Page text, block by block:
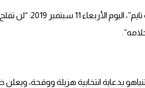
تفلح الدعاية الانتخابية للمجرم نتن
بدعاية انتخابية هزيلة ووقحة،